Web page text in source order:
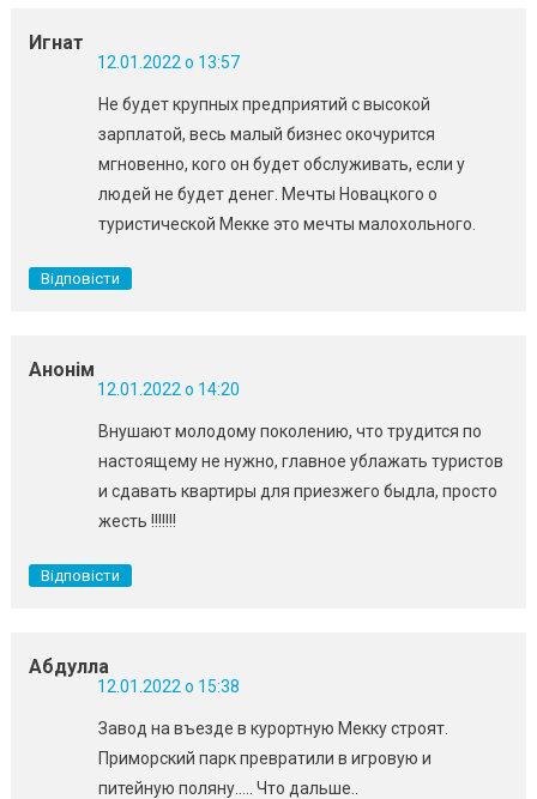
Игнат
12.01.2022 о 13:57
Не будет крупных предприятий с высокой
зарплатой, весь малый бизнес окочурится
мгновенно, кого он будет обслуживать, если у
людей не будет денег. Мечты Новацкого о
туристической Мекке это мечты малохольного.
Відповісти
Анонім
12.01.2022 о 14:20
Внушают молодому поколению, что трудится по
настоящему не нужно, главное ублажать туристов
и сдавать квартиры для приезжего быдла, просто
жесть !!!!!!!
Відповісти
Абдулла
12.01.2022 о 15:38
Завод на въезде в курортную Мекку строят.
Приморский парк превратили в игровую и
питейную поляну….. Что дальше..